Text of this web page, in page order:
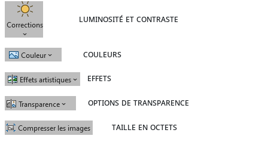
luminosité et contraste
couleurs
effets
options de transparence
taille en octets